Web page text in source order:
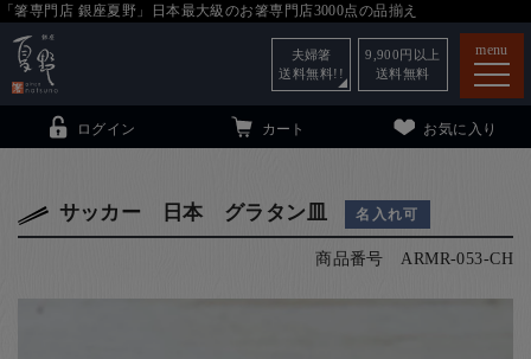
「箸専門店 銀座夏野」日本最大級のお箸専門店3000点の品揃え
menu
ログイン カート お気に入り
夫婦箸
送料無料!!
9,900 円以上
送料無料
サッカー 日本 グラタン皿 名入れ可
商品番号 ARMR-053-CH